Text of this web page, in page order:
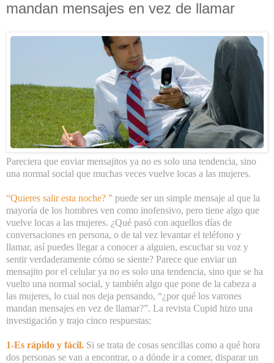
mandan mensajes en vez de llamar
Pareciera que enviar mensajitos ya no es solo una tendencia, sino
una normal social que muchas veces vuelve locas a las mujeres.
“Quieres salir esta noche? ” puede ser un simple mensaje al que la
mayoría de los hombres ven como inofensivo, pero tiene algo que
vuelve locas a las mujeres. ¿Qué pasó con aquellos días de
conversaciones en persona, o de tal vez levantar el teléfono y
llamar, así puedes llegar a conocer a alguien, escuchar su voz y
sentir verdaderamente cómo se siente? Parece que enviar un
mensajito por el celular ya no es solo una tendencia, sino que se ha
vuelto una normal social, y también algo que pone de la cabeza a
las mujeres, lo cual nos deja pensando, “¿por qué los varones
mandan mensajes en vez de llamar?”. La revista Cupid hizo una
investigación y trajo cinco respuestas:
1-Es rápido y fácil. Si se trata de cosas sencillas como a qué hora
dos personas se van a encontrar, o a dónde ir a comer, disparar un